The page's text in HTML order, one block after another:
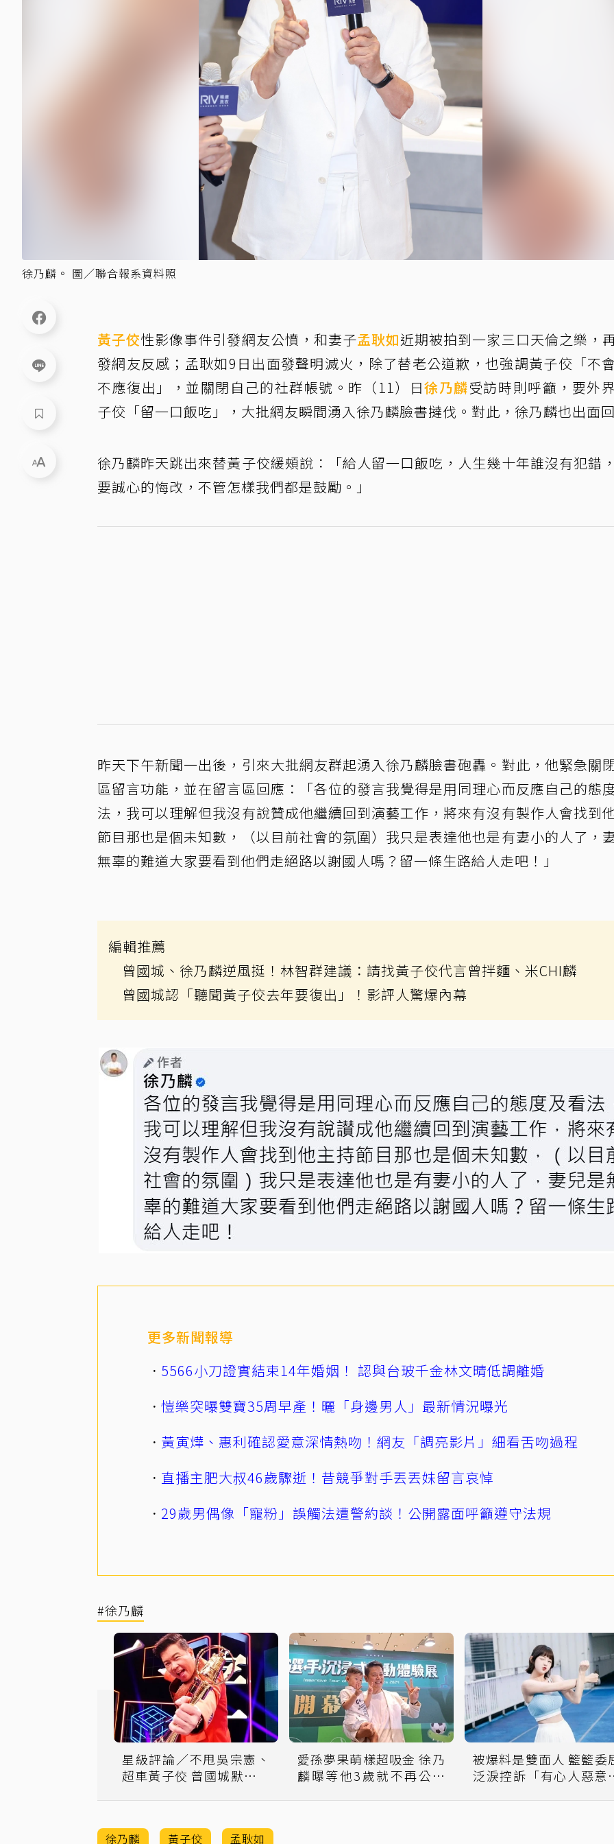
徐乃麟。 圖／聯合報系資料照
黃子佼性影像事件引發網友公憤，和妻子孟耿如近期被拍到一家三口天倫之樂，
發網友反感；孟耿如9日出面發聲明滅火，除了替老公道歉，也強調黃子佼「不
不應復出」，並關閉自己的社群帳號。昨（11）日徐乃麟受訪時則呼籲，要外
子佼「留一口飯吃」，大批網友瞬間湧入徐乃麟臉書撻伐。對此，徐乃麟也出面
徐乃麟昨天跳出來替黃子佼緩頰說：「給人留一口飯吃，人生幾十年誰沒有犯錯
要誠心的悔改，不管怎樣我們都是鼓勵。」
昨天下午新聞一出後，引來大批網友群起湧入徐乃麟臉書砲轟。對此，他緊急關
區留言功能，並在留言區回應：「各位的發言我覺得是用同理心而反應自己的態
法，我可以理解但我沒有說贊成他繼續回到演藝工作，將來有沒有製作人會找到
節目那也是個未知數，（以目前社會的氛圍）我只是表達他也是有妻小的人了，
無辜的難道大家要看到他們走絕路以謝國人嗎？留一條生路給人走吧！」
編輯推薦
曾國城、徐乃麟逆風挺！林智群建議：請找黃子佼代言曾拌麵、米CHI麟
曾國城認「聽聞黃子佼去年要復出」！影評人驚爆內幕
更多新聞報導
5566小刀證實結束14年婚姻！ 認與台玻千金林文晴低調離婚
愷樂突曝雙寶35周早產！曬「身邊男人」最新情況曝光
黃寅燁、惠利確認愛意深情熱吻！網友「調亮影片」細看舌吻過程
直播主肥大叔46歲驟逝！昔競爭對手丟丟妹留言哀悼
29歲男偶像「寵粉」誤觸法遭警約談！公開露面呼籲遵守法規
#徐乃麟
星級評論／不甩吳宗憲、
超車黃子佼 曾國城默默成
愛孫夢果萌樣超吸金 徐乃
麟曝等他3歲就不再公開
被爆料是雙面人 籃籃委屈
泛淚控訴「有心人惡意
徐乃麟 黃子佼 孟耿如